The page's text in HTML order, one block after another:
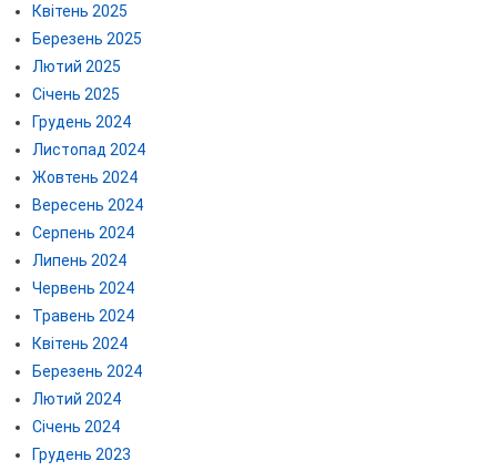
Квітень 2025
Березень 2025
Лютий 2025
Січень 2025
Грудень 2024
Листопад 2024
Жовтень 2024
Вересень 2024
Серпень 2024
Липень 2024
Червень 2024
Травень 2024
Квітень 2024
Березень 2024
Лютий 2024
Січень 2024
Грудень 2023